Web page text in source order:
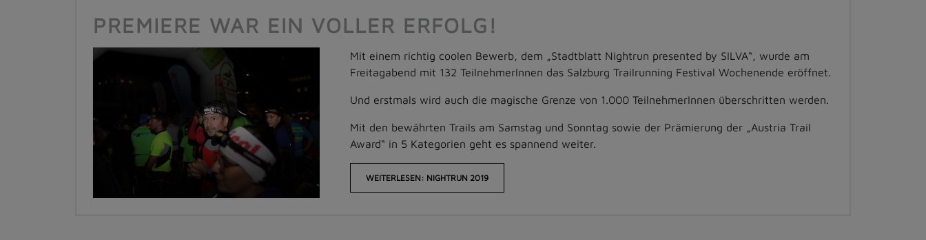
PREMIERE WAR EIN VOLLER ERFOLG!
Mit einem richtig coolen Bewerb, dem „Stadtblatt Nightrun presented by SILVA“, wurde am
Freitagabend mit 132 TeilnehmerInnen das Salzburg Trailrunning Festival Wochenende eröffnet.
Und erstmals wird auch die magische Grenze von 1.000 TeilnehmerInnen überschritten werden.
Mit den bewährten Trails am Samstag und Sonntag sowie der Prämierung der „Austria Trail
Award“ in 5 Kategorien geht es spannend weiter.
WEITERLESEN: NIGHTRUN 2019